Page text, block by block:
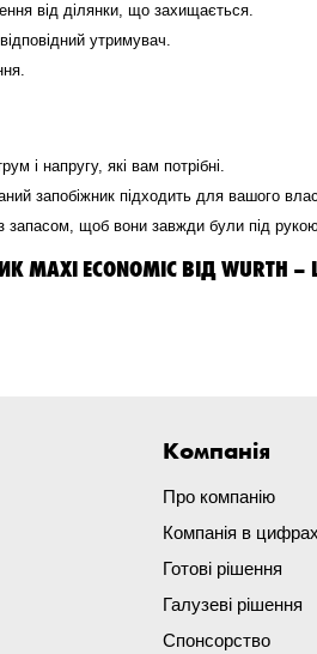
від ділянки, що захищається.
утримувач.
і напругу, які вам потрібні.
запобіжник підходить для вашого
запасом, щоб вони завжди були під
MAXI ECONOMIC ВІД
Компанія
Про компанію
Компанія в цифрах
Готові рішення
Галузеві рішення
Спонсорство